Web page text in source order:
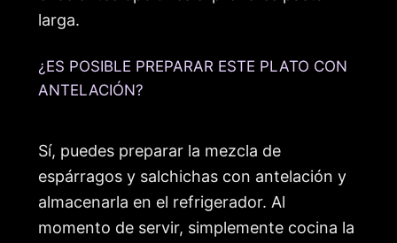
larga.
¿ES POSIBLE PREPARAR ESTE PLATO CON
ANTELACIÓN?
Sí, puedes preparar la mezcla de
espárragos y salchichas con antelación y
almacenarla en el refrigerador. Al
momento de servir, simplemente cocina la